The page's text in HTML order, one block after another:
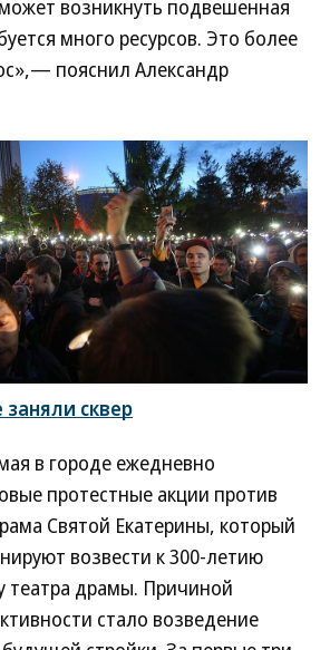
возникнуть подвешенная
много ресурсов. Это более
пояснил Александр
сквер
в городе ежедневно
протестные акции против
Святой Екатерины, который
возвести к 300-летию
театра драмы. Причиной
стало возведение